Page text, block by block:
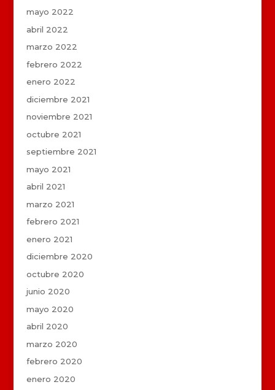
mayo 2022
abril 2022
marzo 2022
febrero 2022
enero 2022
diciembre 2021
noviembre 2021
octubre 2021
septiembre 2021
mayo 2021
abril 2021
marzo 2021
febrero 2021
enero 2021
diciembre 2020
octubre 2020
junio 2020
mayo 2020
abril 2020
marzo 2020
febrero 2020
enero 2020